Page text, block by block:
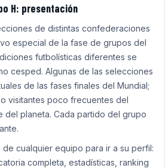
H: presentación
de distintas confederaciones
especial de la fase de grupos del
futbolísticas diferentes se
cesped. Algunas de las selecciones
de las fases finales del Mundial;
visitantes poco frecuentes del
del planeta. Cada partido del grupo
cualquier equipo para ir a su perfil:
completa, estadísticas, ranking